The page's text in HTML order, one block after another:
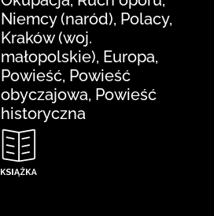
Niemcy (naród), Polacy,
Kraków (woj.
małopolskie), Europa,
Powieść, Powieść
obyczajowa, Powieść
historyczna